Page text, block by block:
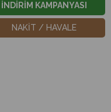
İNDİRİM KAMPANYASI
NAKİT / HAVALE